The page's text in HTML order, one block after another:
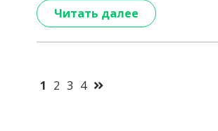
Читать далее
1 2 3 4